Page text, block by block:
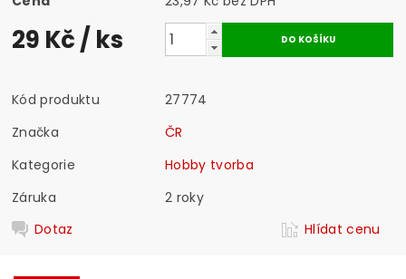
29 Kč/ ks
Kód produktu
27774
Značka
ČR
Kategorie
Hobby tvorba
Záruka
2 roky
Dotaz
Hlídat cenu